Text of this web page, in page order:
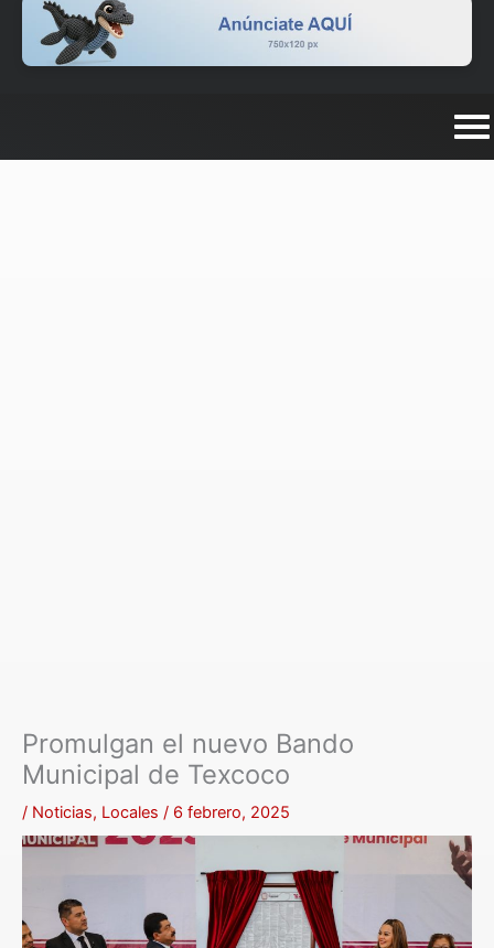
Promulgan el nuevo Bando
Municipal de Texcoco
/ Noticias, Locales / 6 febrero, 2025